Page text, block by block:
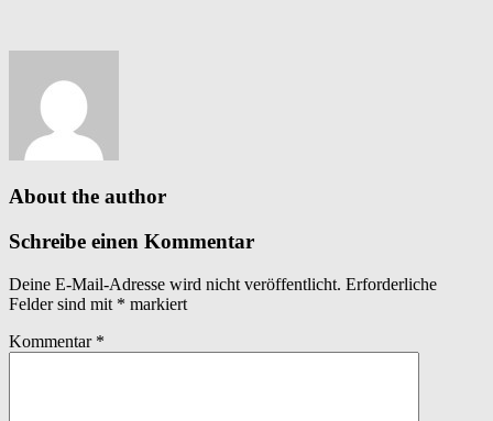
About the author
Schreibe einen Kommentar
Deine E-Mail-Adresse wird nicht veröffentlicht. Erforderliche
Felder sind mit * markiert
Kommentar *